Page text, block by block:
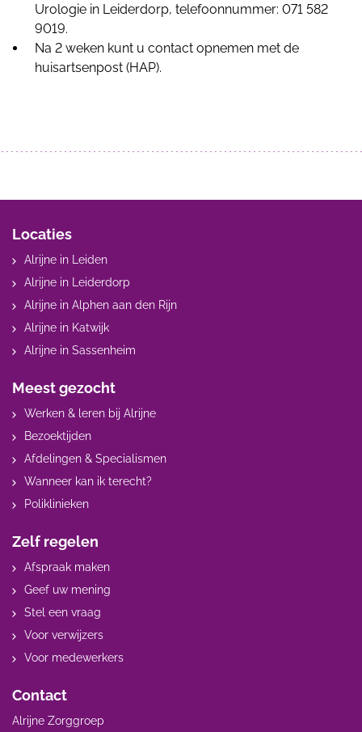
Urologie in Leiderdorp, telefoonnummer: 071 582
9019.
Na 2 weken kunt u contact opnemen met de
huisartsenpost (HAP).
Locaties
Alrijne in Leiden
Alrijne in Leiderdorp
Alrijne in Alphen aan den Rijn
Alrijne in Katwijk
Alrijne in Sassenheim
Meest gezocht
Werken & leren bij Alrijne
Bezoektijden
Afdelingen & Specialismen
Wanneer kan ik terecht?
Poliklinieken
Zelf regelen
Afspraak maken
Geef uw mening
Stel een vraag
Voor verwijzers
Voor medewerkers
Contact
Alrijne Zorggroep